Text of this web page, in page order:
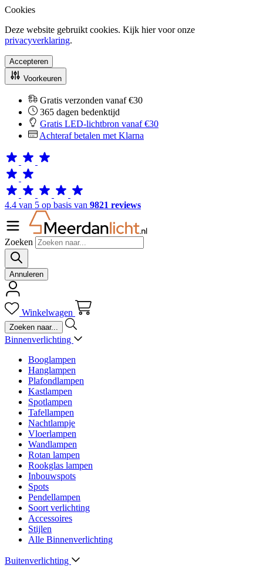
Cookies
Deze website gebruikt cookies. Kijk hier voor onze
privacyverklaring.
Accepteren
Voorkeuren
Gratis verzonden vanaf €30
365 dagen bedenktijd
Gratis LED-lichtbron vanaf €30
Achteraf betalen met Klarna
4.4 van 5 op basis van 9821 reviews
Zoeken
Annuleren
Winkelwagen
Binnenverlichting
Booglampen
Hanglampen
Plafondlampen
Kastlampen
Spotlampen
Tafellampen
Nachtlampje
Vloerlampen
Wandlampen
Rotan lampen
Rookglas lampen
Inbouwspots
Spots
Pendellampen
Soort verlichting
Accessoires
Stijlen
Alle Binnenverlichting
Buitenverlichting